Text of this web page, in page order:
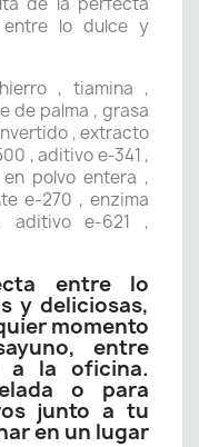
entre lo dulce y
, tiamina ,
de palma , grasa
, extracto
, aditivo e-341 ,
polvo entera ,
e-270 , enzima
aditivo e-621 ,
entre lo
y deliciosas,
momento
entre
a la oficina.
o para
junto a tu
en un lugar